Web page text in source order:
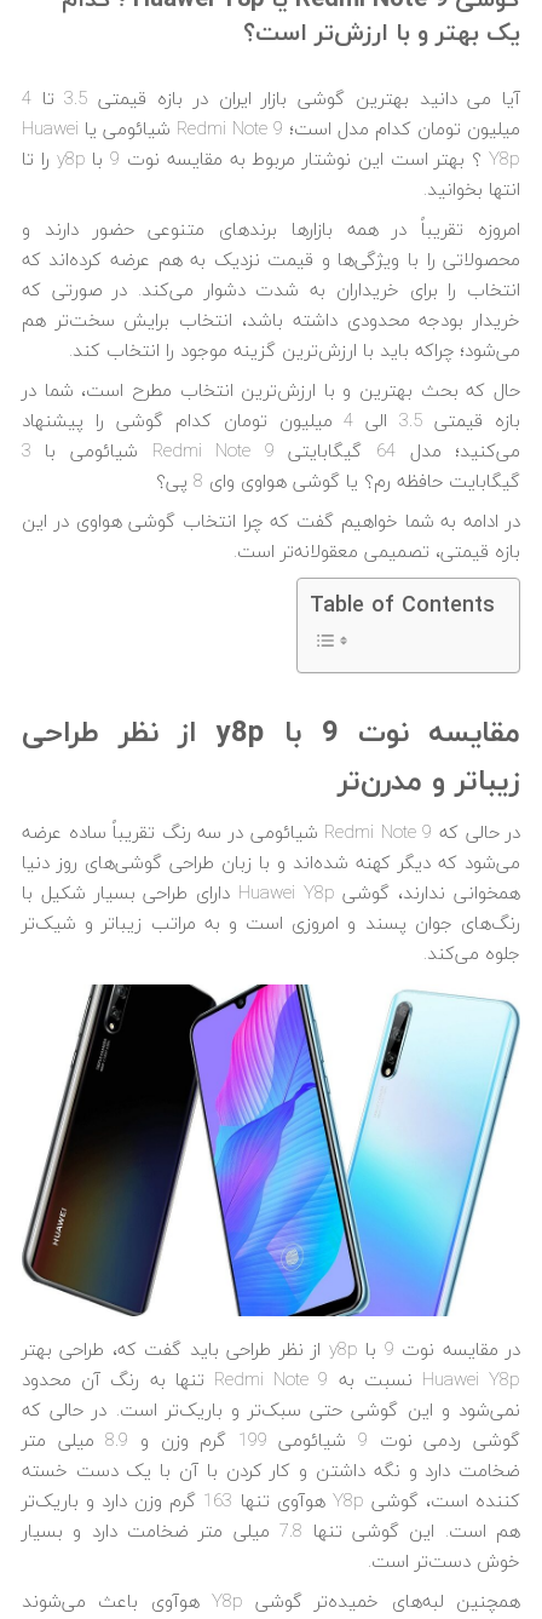
یک بهتر و با ارزش‌تر است؟
آیا می دانید بهترین گوشی بازار ایران در بازه قیمتی 3.5 تا 4
میلیون تومان کدام مدل است؛ Redmi Note 9 شیائومی یا Huawei
Y8p ؟ بهتر است این نوشتار مربوط به مقایسه نوت 9 با y8p را تا
انتها بخوانید.
امروزه تقریباً در همه بازارها برندهای متنوعی حضور دارند و
محصولاتی را با ویژگی‌ها و قیمت نزدیک به هم عرضه کرده‌اند که
انتخاب را برای خریداران به شدت دشوار می‌کند. در صورتی که
خریدار بودجه محدودی داشته باشد، انتخاب برایش سخت‌تر هم
می‌شود؛ چراکه باید با ارزش‌ترین گزینه موجود را انتخاب کند.
حال که بحث بهترین و با ارزش‌ترین انتخاب مطرح است، شما در
بازه قیمتی 3.5 الی 4 میلیون تومان کدام گوشی را پیشنهاد
می‌کنید؛ مدل 64 گیگابایتی Redmi Note 9 شیائومی با 3
گیگابایت حافظه رم؟ یا گوشی هواوی وای 8 پی؟
در ادامه به شما خواهیم گفت که چرا انتخاب گوشی هواوی در این
بازه قیمتی، تصمیمی معقولانه‌تر است.
Table of Contents
مقایسه نوت 9 با y8p از نظر طراحی
زیباتر و مدرن‌تر
در حالی که Redmi Note 9 شیائومی در سه رنگ تقریباً ساده عرضه
می‌شود که دیگر کهنه شده‌اند و با زبان طراحی گوشی‌های روز دنیا
همخوانی ندارند، گوشی Huawei Y8p دارای طراحی بسیار شکیل با
رنگ‌های جوان پسند و امروزی است و به مراتب زیباتر و شیک‌تر
جلوه می‌کند.
در مقایسه نوت 9 با y8p از نظر طراحی باید گفت که، طراحی بهتر
Huawei Y8p نسبت به Redmi Note 9 تنها به رنگ آن محدود
نمی‌شود و این گوشی حتی سبک‌تر و باریک‌تر است. در حالی که
گوشی ردمی نوت 9 شیائومی 199 گرم وزن و 8.9 میلی متر
ضخامت دارد و نگه داشتن و کار کردن با آن با یک دست خسته
کننده است، گوشی Y8p هوآوی تنها 163 گرم وزن دارد و باریک‌تر
هم است. این گوشی تنها 7.8 میلی متر ضخامت دارد و بسیار
خوش دست‌تر است.
همچنین لبه‌های خمیده‌تر گوشی Y8p هوآوی باعث می‌شوند